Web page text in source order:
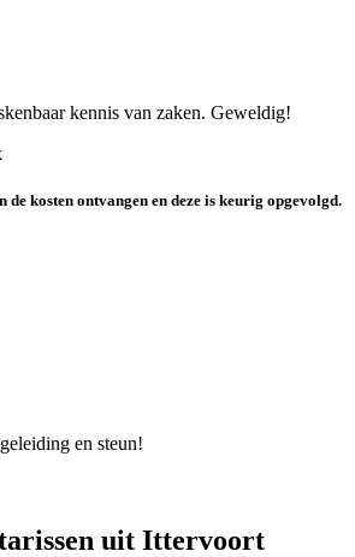
kennis van zaken. Geweldig!
kosten ontvangen en deze is keurig opgevolgd.
en steun!
uit Ittervoort